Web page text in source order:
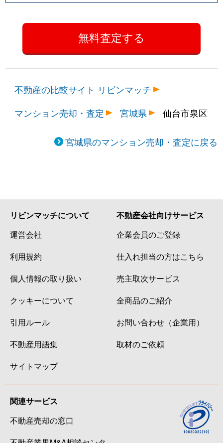
不動産の比較サイト リビンマッチ
マンション売却・査定
宮城県 仙台市泉区
宮城県のマンション売却・査定に戻る
リビンマッチについて
運営会社
利用規約
個人情報の取り扱い
クッキーについて
引用ルール
不動産用語集
サイトマップ
不動産会社向けサービス
企業会員のご登録
仕入れ担当の方はこちら
売主取次サービス
全商品のご紹介
お問い合わせ（企業用）
取材のご依頼
関連サービス
不動産売却の窓口